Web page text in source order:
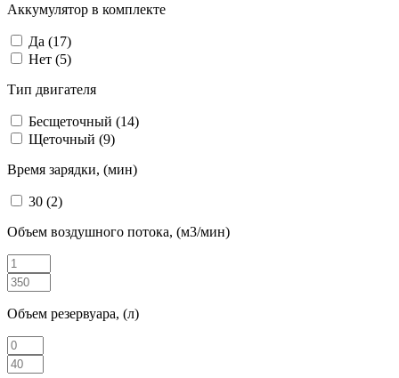
Аккумулятор в комплекте
Да (17)
Нет (5)
Тип двигателя
Бесщеточный (14)
Щеточный (9)
Время зарядки, (мин)
30 (2)
Объем воздушного потока, (м3/мин)
Объем резервуара, (л)